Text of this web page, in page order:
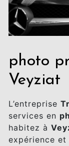
photo
Veyziat
L’entreprise
services en
habitez à
expérience et